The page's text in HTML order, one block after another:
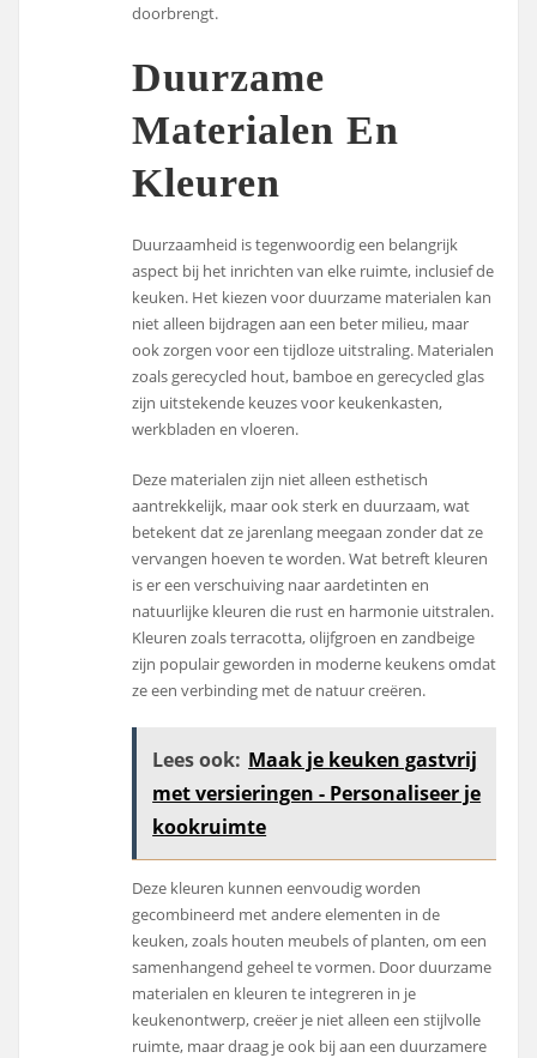
doorbrengt.
Duurzame
Materialen En
Kleuren
Duurzaamheid is tegenwoordig een belangrijk
aspect bij het inrichten van elke ruimte, inclusief de
keuken. Het kiezen voor duurzame materialen kan
niet alleen bijdragen aan een beter milieu, maar
ook zorgen voor een tijdloze uitstraling. Materialen
zoals gerecycled hout, bamboe en gerecycled glas
zijn uitstekende keuzes voor keukenkasten,
werkbladen en vloeren.
Deze materialen zijn niet alleen esthetisch
aantrekkelijk, maar ook sterk en duurzaam, wat
betekent dat ze jarenlang meegaan zonder dat ze
vervangen hoeven te worden. Wat betreft kleuren
is er een verschuiving naar aardetinten en
natuurlijke kleuren die rust en harmonie uitstralen.
Kleuren zoals terracotta, olijfgroen en zandbeige
zijn populair geworden in moderne keukens omdat
ze een verbinding met de natuur creëren.
Lees ook: Maak je keuken gastvrij
met versieringen - Personaliseer je
kookruimte
Deze kleuren kunnen eenvoudig worden
gecombineerd met andere elementen in de
keuken, zoals houten meubels of planten, om een
samenhangend geheel te vormen. Door duurzame
materialen en kleuren te integreren in je
keukenontwerp, creëer je niet alleen een stijlvolle
ruimte, maar draag je ook bij aan een duurzamere